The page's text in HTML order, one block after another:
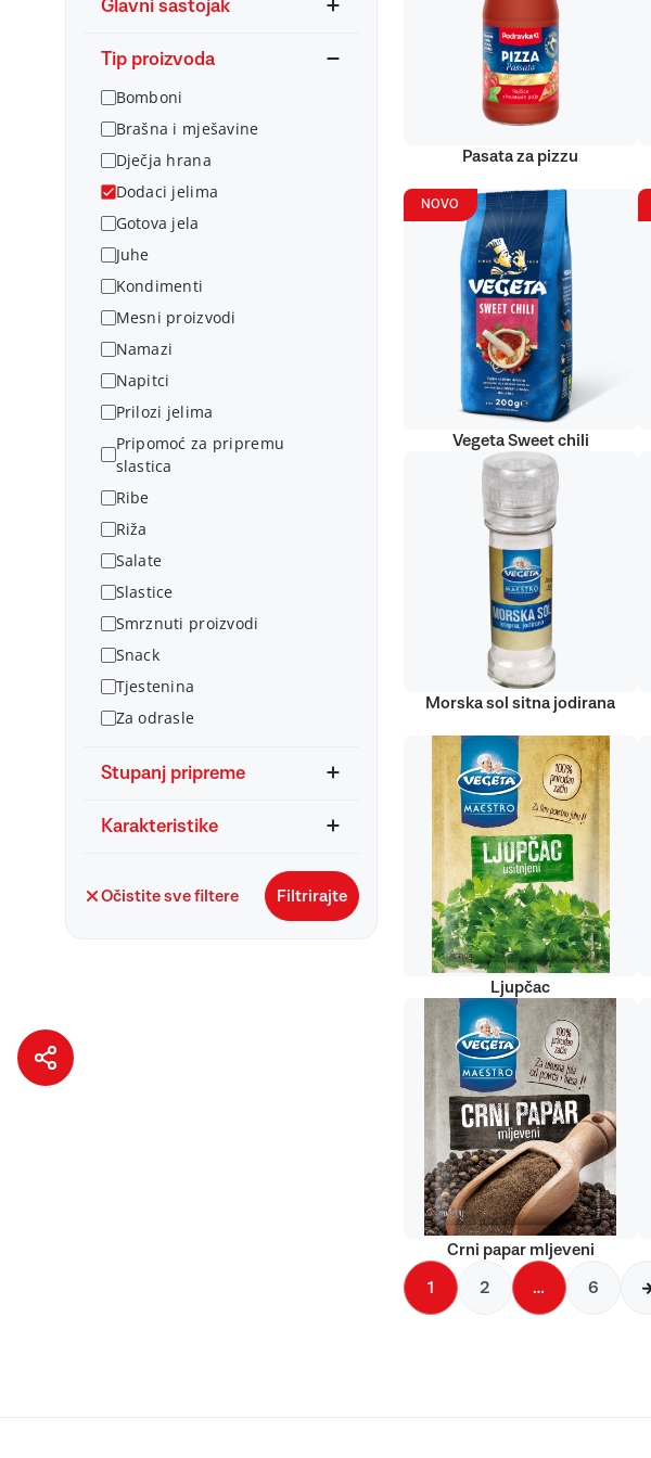
Glavni sastojak
Tip proizvoda
Bomboni
Brašna i mješavine
Dječja hrana
Dodaci jelima
Gotova jela
Juhe
Kondimenti
Mesni proizvodi
Namazi
Napitci
Prilozi jelima
Pripomoć za pripremu
slastica
Ribe
Riža
Salate
Slastice
Smrznuti proizvodi
Snack
Tjestenina
Za odrasle
Stupanj pripreme
Karakteristike
Očistite sve filtere Filtrirajte
Pasata za pizzu
NOVO
Vegeta Sweet chili
Morska sol sitna jodirana
Ljupčac
Crni papar mljeveni
1 2 … 6